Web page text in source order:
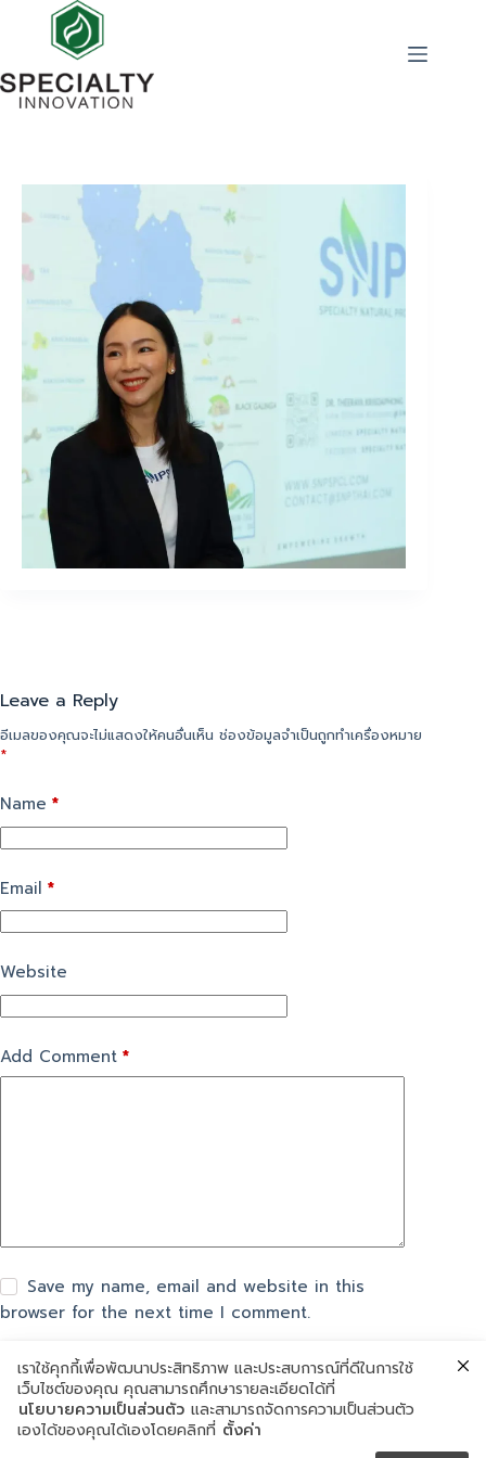
Leave a Reply
อีเมลของคุณจะไม่แสดงให้คนอื่นเห็น ช่องข้อมูลจำเป็นถูกทำเครื่องหมาย
*
Name *
Email *
Website
Add Comment *
Save my name, email and website in this
browser for the next time I comment.
แสดงความเห็น
เราใช้คุกกี้เพื่อพัฒนาประสิทธิภาพ และประสบการณ์ที่ดีในการใช้
เว็บไซต์ของคุณ คุณสามารถศึกษารายละเอียดได้ที่
นโยบายความเป็นส่วนตัว และสามารถจัดการความเป็นส่วนตัว
เองได้ของคุณได้เองโดยคลิกที่ ตั้งค่า